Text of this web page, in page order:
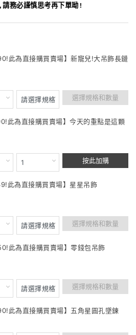
務必謹慎思考再下單呦!
此為直接購買賣場】新寵兒!大吊飾長鏈
選擇規格和數量
此為直接購買賣場】今天的重點是這顆
按此加購
此為直接購買賣場】星星吊飾
選擇規格和數量
此為直接購買賣場】零錢包吊飾
選擇規格和數量
此為直接購買賣場】五角星圓孔墜鍊